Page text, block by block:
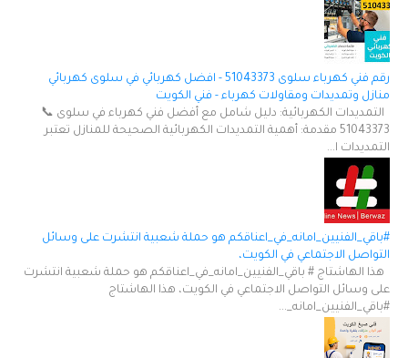
رقم فني كهرباء سلوى 51043373 - افضل كهربائي في سلوى كهربائي
منازل وتمديدات ومقاولات كهرباء - فني الكويت
التمديدات الكهربائية: دليل شامل مع أفضل فني كهرباء في سلوى 📞
51043373 مقدمة: أهمية التمديدات الكهربائية الصحيحة للمنازل تعتبر
التمديدات ا...
#باقي_الفنيين_امانه_في_اعناقكم هو حملة شعبية انتشرت على وسائل
التواصل الاجتماعي في الكويت،
هذا الهاشتاج # باقي_الفنيين_امانه_في_اعناقكم هو حملة شعبية انتشرت
على وسائل التواصل الاجتماعي في الكويت، هذا الهاشتاج
#باقي_الفنيين_امانه_...